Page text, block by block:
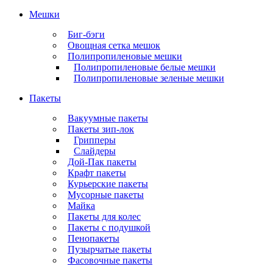
Мешки
Биг-бэги
Овощная сетка мешок
Полипропиленовые мешки
Полипропиленовые белые мешки
Полипропиленовые зеленые мешки
Пакеты
Вакуумные пакеты
Пакеты зип-лок
Грипперы
Слайдеры
Дой-Пак пакеты
Крафт пакеты
Курьерские пакеты
Мусорные пакеты
Майка
Пакеты для колес
Пакеты с подушкой
Пенопакеты
Пузырчатые пакеты
Фасовочные пакеты